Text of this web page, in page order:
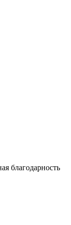
благодарность